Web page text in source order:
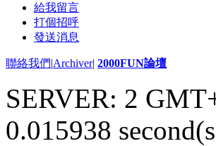
給我留言
打個招呼
發送消息
聯絡我們|Archiver| 2000FUN論壇
SERVER: 2
0.015938